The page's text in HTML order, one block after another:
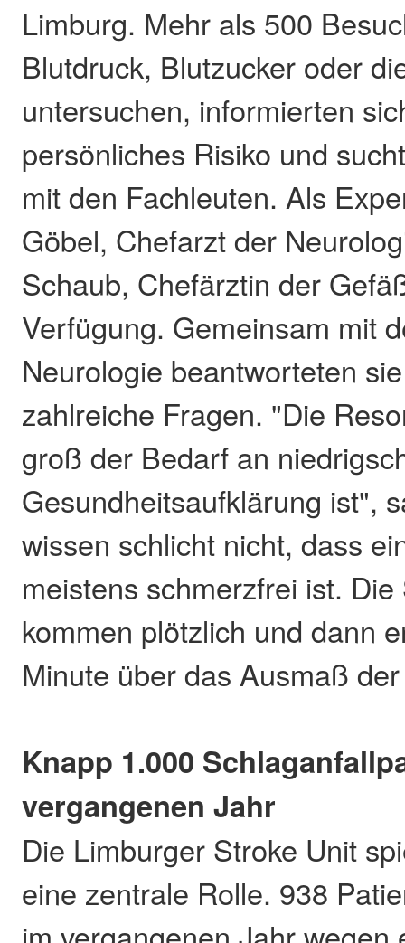
Limburg. Mehr als 500
Blutdruck, Blutzucker oder
untersuchen, informierten
persönliches Risiko und
mit den Fachleuten. Als
Göbel, Chefarzt der
Schaub, Chefärztin der
Verfügung. Gemeinsam mit
Neurologie beantworteten
zahlreiche Fragen. "Die
groß der Bedarf an
Gesundheitsaufklärung ist",
wissen schlicht nicht, dass
meistens schmerzfrei ist.
kommen plötzlich und dann
Minute über das Ausmaß
Knapp 1.000
vergangenen Jahr
Die Limburger Stroke Unit
eine zentrale Rolle. 938